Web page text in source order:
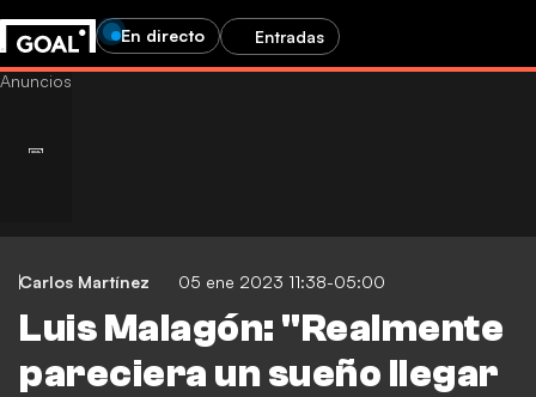
En directo Entradas
Carlos Martínez 05 ene 2023 11:38-05:00
Luis Malagón: "Realmente
pareciera un sueño llegar